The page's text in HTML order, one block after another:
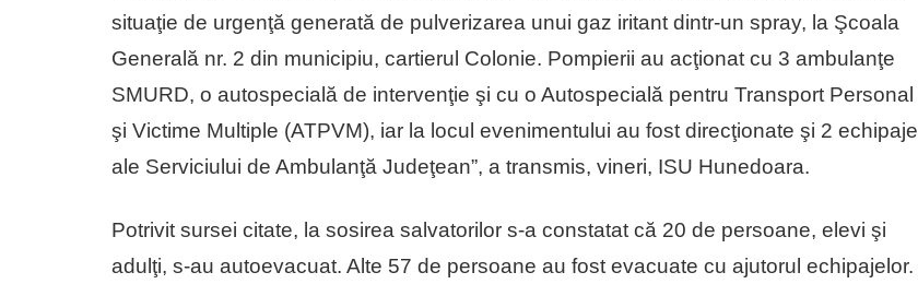
situaţie de urgenţă generată de pulverizarea unui gaz iritant dintr-un spray, la Şcoala
Generală nr. 2 din municipiu, cartierul Colonie. Pompierii au acţionat cu 3 ambulanţe
SMURD, o autospecială de intervenţie şi cu o Autospecială pentru Transport Personal
şi Victime Multiple (ATPVM), iar la locul evenimentului au fost direcţionate şi 2 echipaje
ale Serviciului de Ambulanţă Judeţean”, a transmis, vineri, ISU Hunedoara.
Potrivit sursei citate, la sosirea salvatorilor s-a constatat că 20 de persoane, elevi şi
adulţi, s-au autoevacuat. Alte 57 de persoane au fost evacuate cu ajutorul echipajelor.